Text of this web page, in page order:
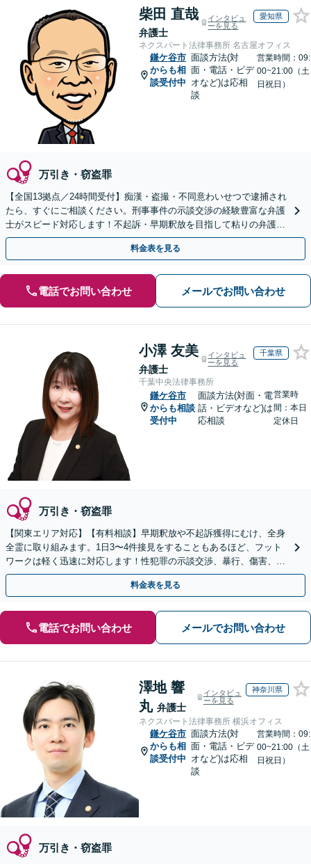
柴田 直哉
弁護士
インタビュ
ーを見る
愛知県
ネクスパート法律事務所 名古屋オフィス
鎌ケ谷市
からも相
談受付中
面談方法(対
面・電話・ビデ
オなど)は応相
談
営業時間：09:
00~21:00（土
日祝日）
万引き・窃盗罪
【全国13拠点／24時間受付】痴漢・盗撮・不同意わいせつで逮捕され
たら、すぐにご相談ください。刑事事件の示談交渉の経験豊富な弁護
士がスピード対応します！不起訴・早期釈放を目指して粘りの弁護活
動を行います。
料金表を見る
電話でお問い合わせ メールでお問い合わせ
小澤 友美
弁護士
インタビュ
ーを見る
千葉県
千葉中央法律事務所
鎌ケ谷市
からも相談
受付中
面談方法(対面・電
話・ビデオなど)は
応相談
営業時
間：本日
定休日
万引き・窃盗罪
【関東エリア対応】【有料相談】早期釈放や不起訴獲得にむけ、全身
全霊に取り組みます。1日3〜4件接見をすることもあるほど、フット
ワークは軽く迅速に対応します！性犯罪の示談交渉、暴行、傷害、窃
盗、交通事故などご相談ください【電話・メール相談可】
料金表を見る
電話でお問い合わせ メールでお問い合わせ
澤地 響
丸 弁護士
インタビュ
ーを見る
神奈川県
ネクスパート法律事務所 横浜オフィス
鎌ケ谷市
からも相
談受付中
面談方法(対
面・電話・ビデ
オなど)は応相
談
営業時間：09:
00~21:00（土
日祝日）
万引き・窃盗罪